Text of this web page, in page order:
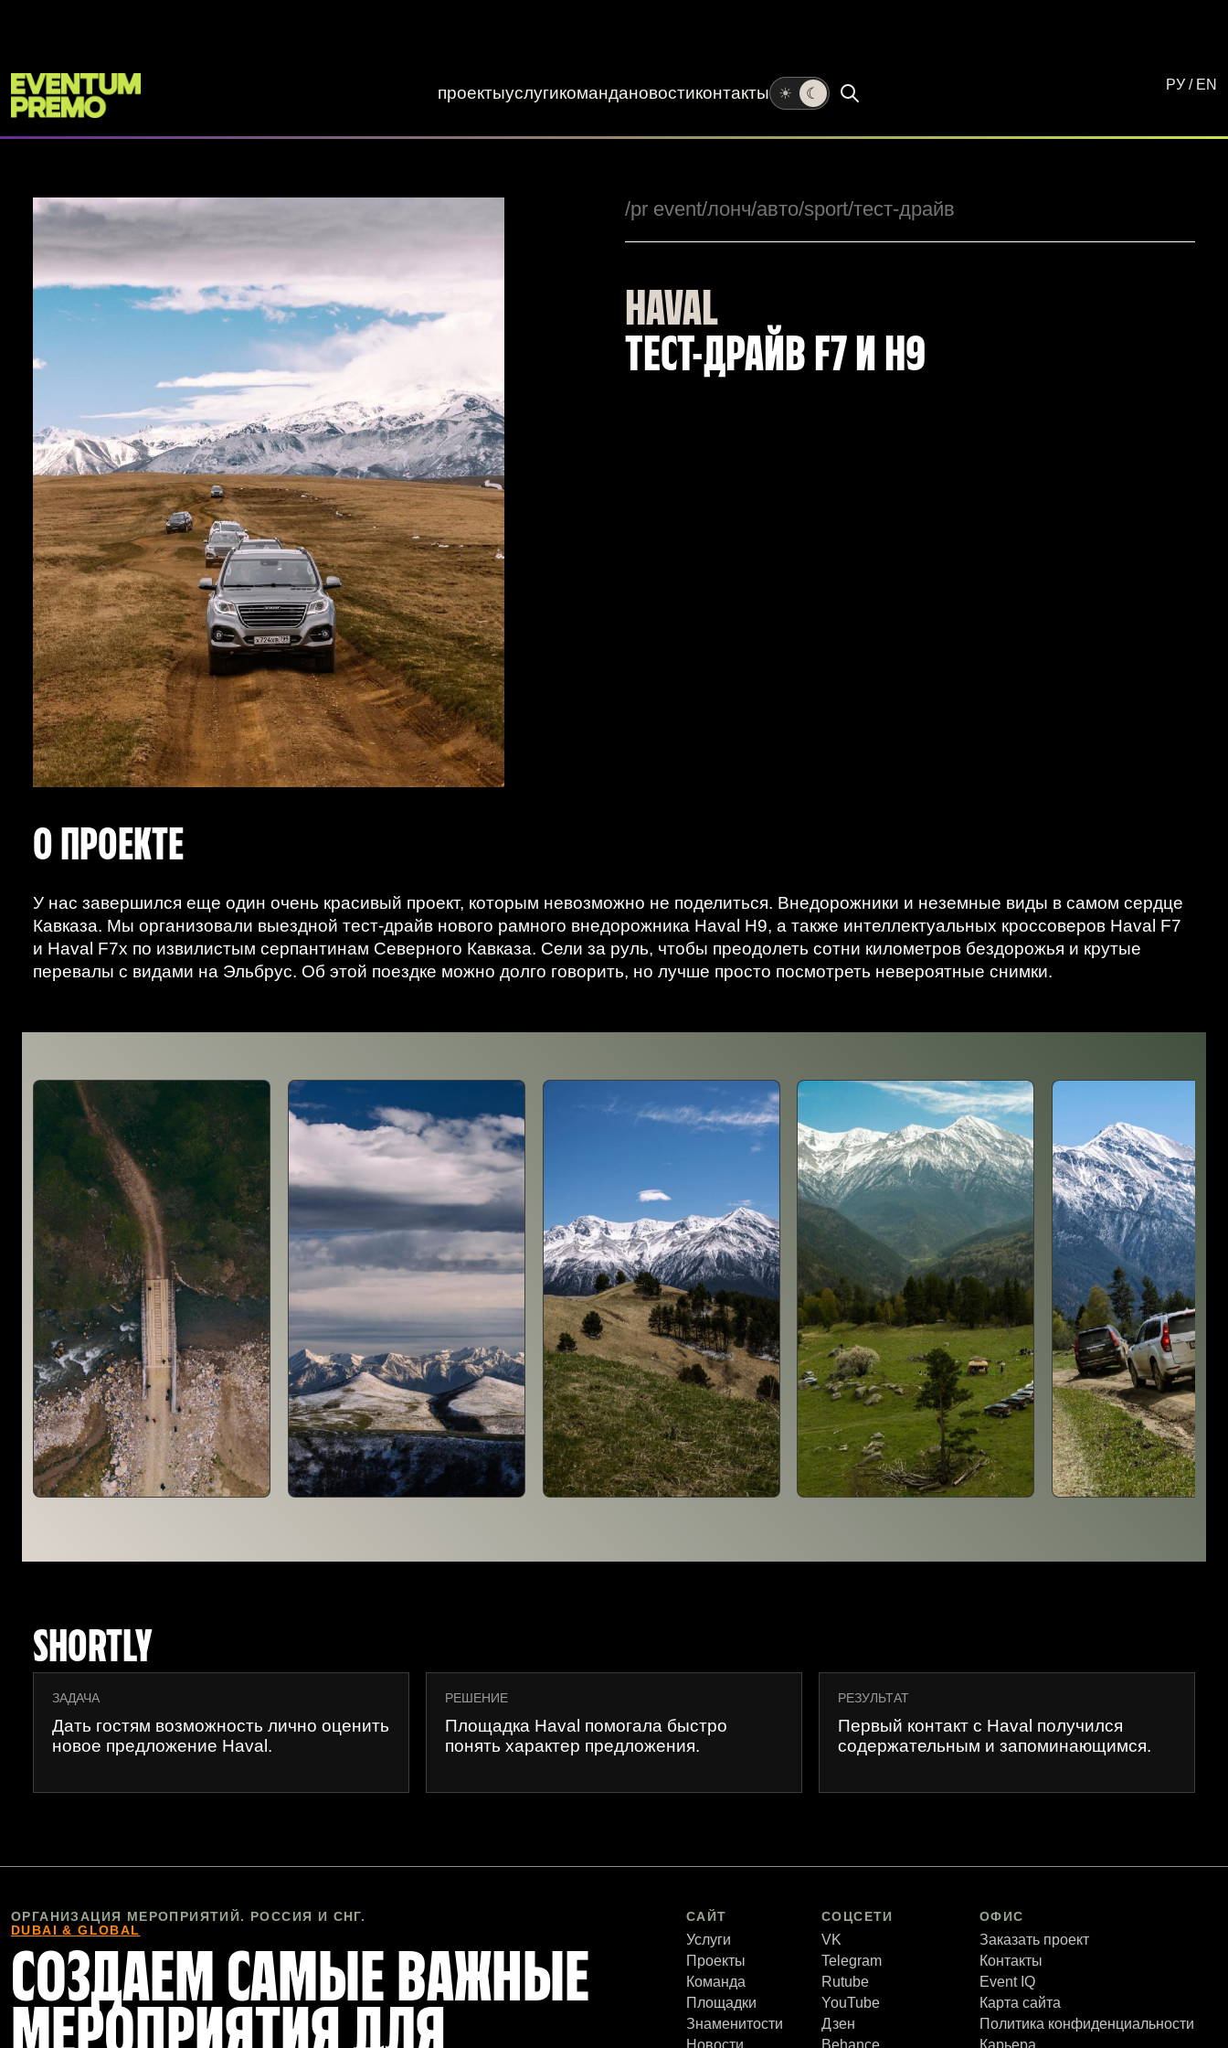
проектыуслугикомандановостиконтакты ☀ ☾ РУ / EN
/pr event/лонч/авто/sport/тест-драйв
HAVAL
ТЕСТ-ДРАЙВ F7 И H9
О ПРОЕКТЕ
У нас завершился еще один очень красивый проект, которым невозможно не поделиться. Внедорожники и неземные виды в самом сердце
Кавказа. Мы организовали выездной тест-драйв нового рамного внедорожника Haval H9, а также интеллектуальных кроссоверов Haval F7
и Haval F7x по извилистым серпантинам Северного Кавказа. Сели за руль, чтобы преодолеть сотни километров бездорожья и крутые
перевалы с видами на Эльбрус. Об этой поездке можно долго говорить, но лучше просто посмотреть невероятные снимки.
SHORTLY
ЗАДАЧА
Дать гостям возможность лично оценить
новое предложение Haval.
РЕШЕНИЕ
Площадка Haval помогала быстро
понять характер предложения.
РЕЗУЛЬТАТ
Первый контакт с Haval получился
содержательным и запоминающимся.
ОРГАНИЗАЦИЯ МЕРОПРИЯТИЙ. РОССИЯ И СНГ.
DUBAI & GLOBAL
СОЗДАЕМ САМЫЕ ВАЖНЫЕ
САЙТ
Услуги
Проекты
Команда
Площадки
Знаменитости
СОЦСЕТИ
VK
Telegram
Rutube
YouTube
Дзен
ОФИС
Заказать проект
Контакты
Event IQ
Карта сайта
Политика конфиденциальности